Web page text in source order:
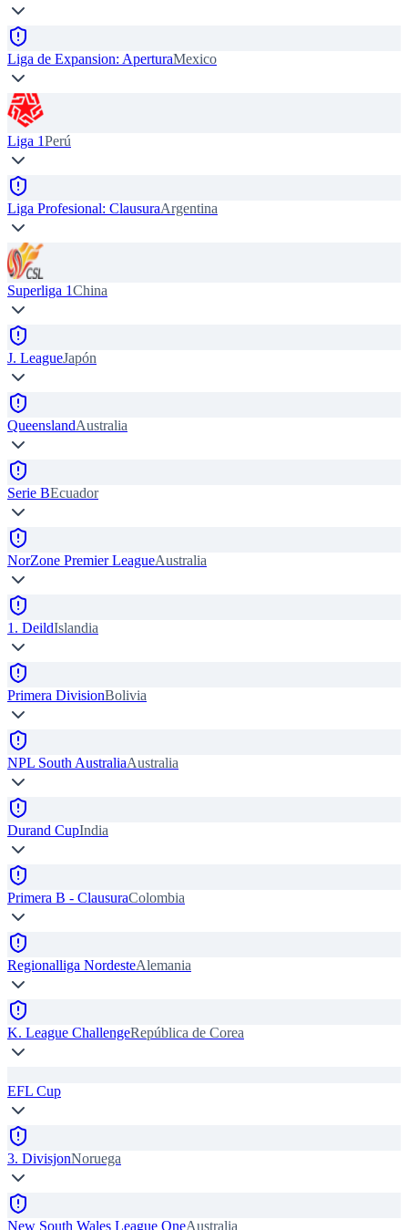
Liga de Expansion: AperturaMexico
Liga 1Perú
Liga Profesional: ClausuraArgentina
Superliga 1China
J. LeagueJapón
QueenslandAustralia
Serie BEcuador
NorZone Premier LeagueAustralia
1. DeildIslandia
Primera DivisionBolivia
NPL South AustraliaAustralia
Durand CupIndia
Primera B - ClausuraColombia
Regionalliga NordesteAlemania
K. League ChallengeRepública de Corea
EFL Cup
3. DivisjonNoruega
New South Wales League OneAustralia